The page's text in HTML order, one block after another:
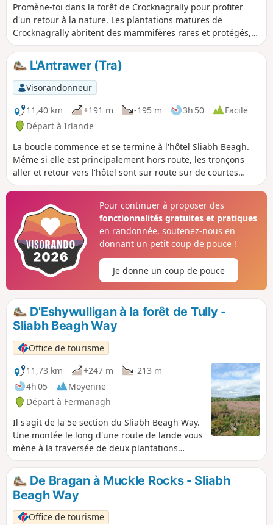
Promène-toi dans la forêt de Crocknagrally pour profiter
d'un retour à la nature. Les plantations matures de
Crocknagrally abritent des mammifères rares et protégés,
notamment l'écureuil roux et la martre des pins, un animal
timide et insaisissable. Parmi les oiseaux qui apprécient les
plantations de conifères matures, on trouve le roitelet
huppé (le plus petit oiseau d'Irlande) et le bec-croisé des
sapins.
L'Antrawer (Tra)
Visorandonneur
11,40 km
+191 m -195 m 3h 50
Facile
Départ à Irlande
La boucle commence et se termine à l'hôtel Sliabh Beagh.
Même si elle est principalement hors route, les tronçons
aller et retour vers l'hôtel sont sur route sur de courtes
distances et il faut être super prudent là où il n'y a pas de
Pour continuer à proposer des
fonctionnalités gratuites et pratiques
en randonnée, soutenez-nous en
donnant un petit coup de pouce !
Je donne un coup de pouce
D'Eshywulligan à la forêt de Tully -
Sliabh Beagh Way
Office de tourisme
11,73 km
+247 m
-213 m
4h 05
Moyenne
Départ à Fermanagh
Il s'agit de la 5e section du Sliabh Beagh Way.
Une montée le long d'une route de lande vous
mène à la traversée de deux plantations
forestières.
De Bragan à Muckle Rocks - Sliabh
Beagh Way
Office de tourisme